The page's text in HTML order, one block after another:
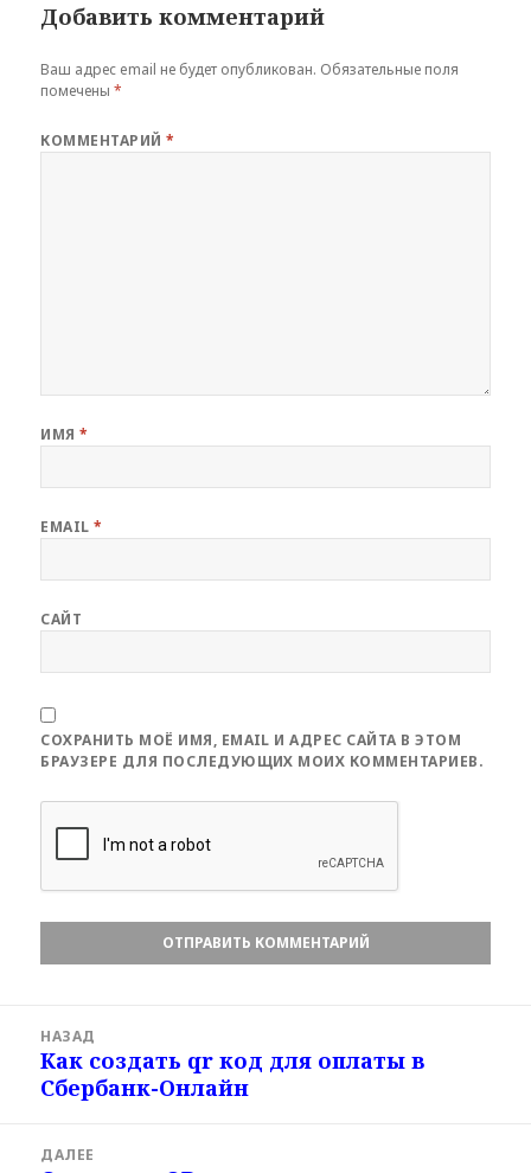
Добавить комментарий
Ваш адрес email не будет опубликован. Обязательные поля
помечены*
КОММЕНТАРИЙ*
ИМЯ*
EMAIL*
САЙТ
СОХРАНИТЬ МОЁ ИМЯ, EMAIL И АДРЕС САЙТА В ЭТОМ
БРАУЗЕРЕ ДЛЯ ПОСЛЕДУЮЩИХ МОИХ КОММЕНТАРИЕВ.
записям
НАЗАД
Предыдущая
запись:
Как создать qr код для оплаты в
Сбербанк-Онлайн
ДАЛЕЕ